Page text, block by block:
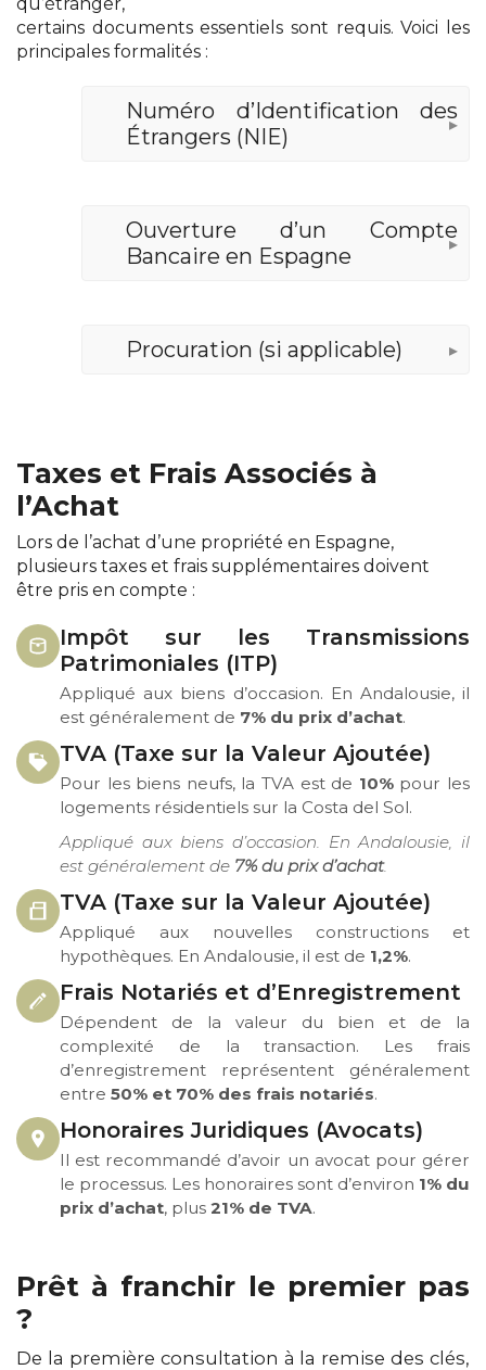
certains documents essentiels sont requis. Voici les
principales formalités :
Numéro d’Identification des
Étrangers (NIE)
Ouverture d’un Compte
Bancaire en Espagne
Procuration (si applicable)
Taxes et Frais Associés à
l’Achat
Lors de l’achat d’une propriété en Espagne,
plusieurs taxes et frais supplémentaires doivent
être pris en compte :
Impôt sur les Transmissions
Patrimoniales (ITP)
Appliqué aux biens d’occasion. En Andalousie, il
est généralement de 7% du prix d’achat.
TVA (Taxe sur la Valeur Ajoutée)
Pour les biens neufs, la TVA est de 10%pour les
logements résidentiels sur la Costa del Sol.
Appliqué aux biens d’occasion. En Andalousie, il
est généralement de 7% du prix d’achat.
TVA (Taxe sur la Valeur Ajoutée)
Appliqué aux nouvelles constructions et
hypothèques. En Andalousie, il est de 1,2%.
Frais Notariés et d’Enregistrement
Dépendent de la valeur du bien et de la
complexité de la transaction. Les frais
d’enregistrement représentent généralement
entre 50% et 70% des frais notariés.
Honoraires Juridiques (Avocats)
Il est recommandé d’avoir un avocat pour gérer
le processus. Les honoraires sont d’environ 1% du
prix d’achat, plus 21% de TVA.
Prêt à franchir le premier pas
?
De la première consultation à la remise des clés,